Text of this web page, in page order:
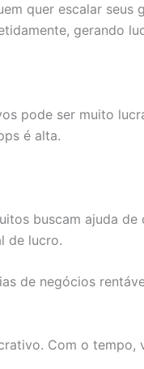
quer escalar seus
gerando
pode ser muito
é alta.
buscam ajuda de
de lucro.
de negócios
Com o tempo,